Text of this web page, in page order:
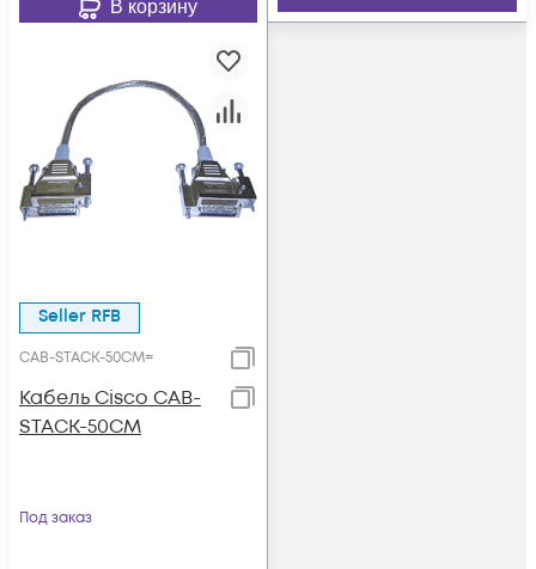
В корзину
Seller RFB
CAB-STACK-50CM=
Кабель Cisco CAB-
STACK-50CM
Под заказ